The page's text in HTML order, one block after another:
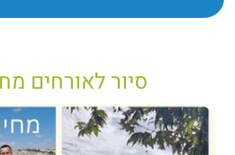
סיור לאורחים